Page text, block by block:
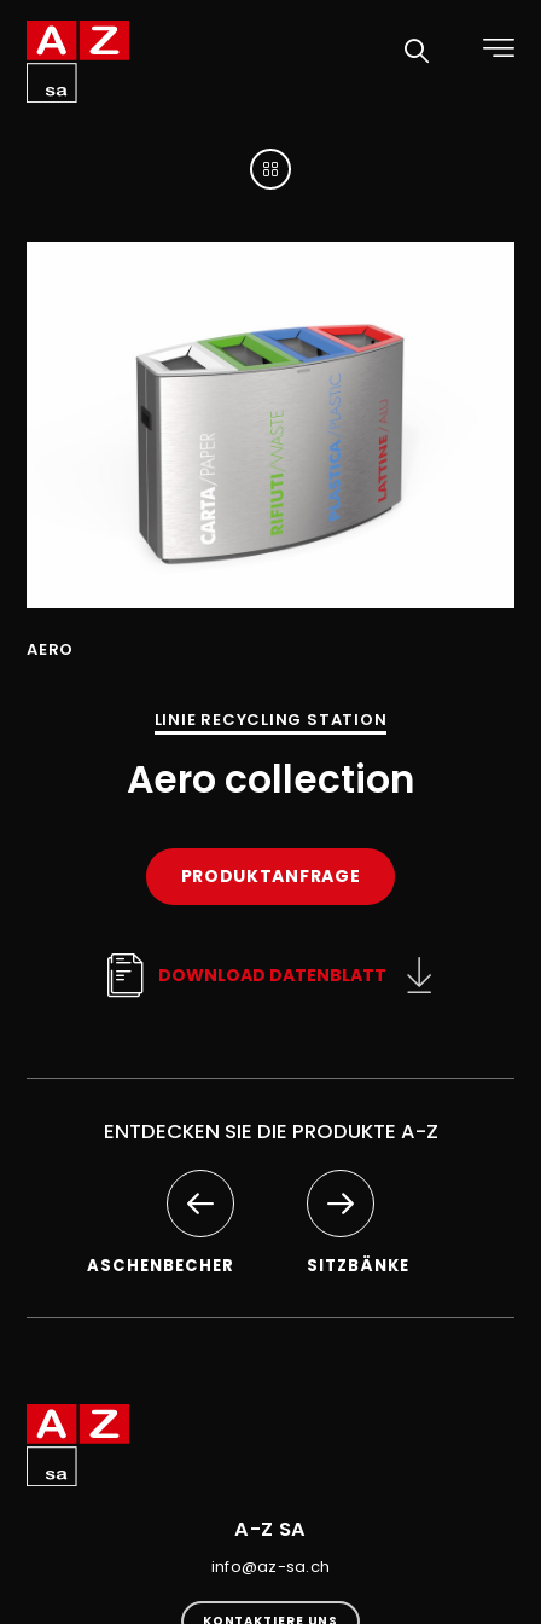
AERO
LINIE RECYCLING STATION
Aero collection
PRODUKTANFRAGE
DOWNLOAD DATENBLATT
ENTDECKEN SIE DIE PRODUKTE A-Z
ASCHENBECHER SITZBÄNKE
A-Z SA
info@az-sa.ch